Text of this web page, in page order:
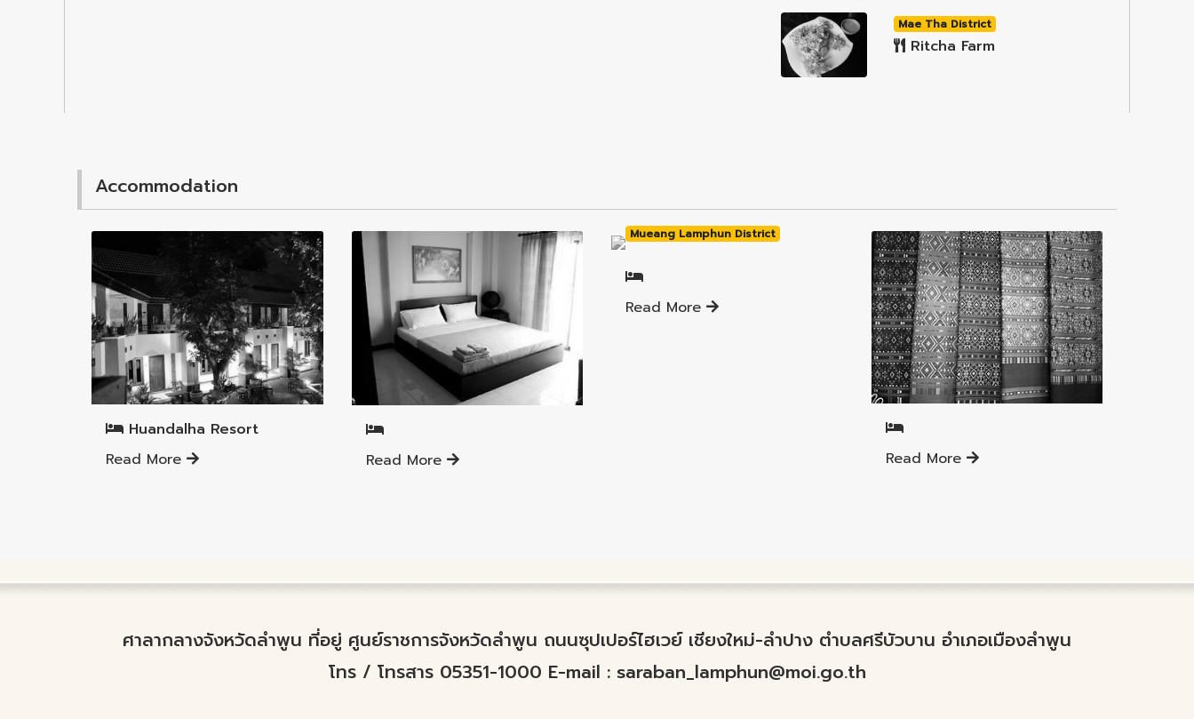
Mae Tha District
Ritcha Farm
Accommodation
Mueang Lamphun District
Huandalha Resort
Read More
Mueang Lamphun District
Read More
Mueang Lamphun District
Read More
Mueang Lamphun District
Read More
ศาลากลางจังหวัดลำพูน ที่อยู่ ศูนย์ราชการจังหวัดลำพูน ถนนซุปเปอร์ไฮเวย์ เชียงใหม่-ลำปาง ตำบลศรีบัวบาน อำเภอเมืองลำพูน
โทร / โทรสาร 05351-1000 E-mail : saraban_lamphun@moi.go.th